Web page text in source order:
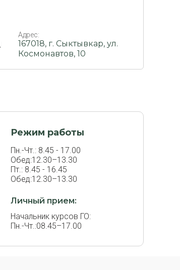
Адрес:
167018, г. Сыктывкар, ул.
Космонавтов, 10
Режим работы
Пн.-Чт.: 8.45 - 17.00
Обед:12.30–13.30
Пт.: 8.45 - 16.45
Обед:12.30–13.30
Личный прием:
Начальник курсов ГО:
Пн.-Чт.:08.45–17.00